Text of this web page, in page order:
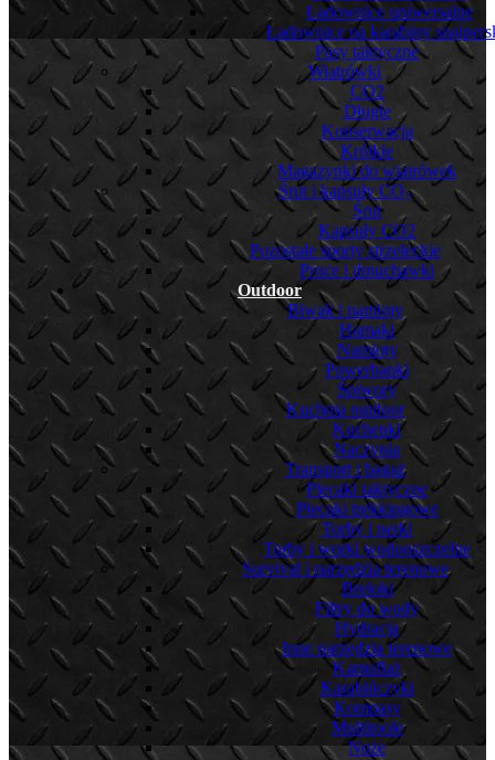
Ładownice uniwersalne
Ładownice na karabiny
Pasy taktyczne
Wiatrówki
CO2
Długie
Konserwacja
Krótkie
Magazynki do wiatrówek
Śrut i kapsuły CO₂
Śrut
Kapsuły CO2
Pozostałe sporty strzeleckie
Proce i dmuchawki
Outdoor
Biwak i namioty
Hamaki
Namioty
Powerbanki
Śpiwory
Kuchnia outdoor
Kuchenki
Naczynia
Transport i bagaż
Plecaki taktyczne
Plecaki trekkingowe
Torby i nerki
Torby i worki wodooszczelne
Survival i narzędzia terenowe
Breloki
Filtry do wody
Hydracja
Inne narzędzia terenowe
Kamuflaż
Karabińczyki
Kompasy
Multitoole
Noże